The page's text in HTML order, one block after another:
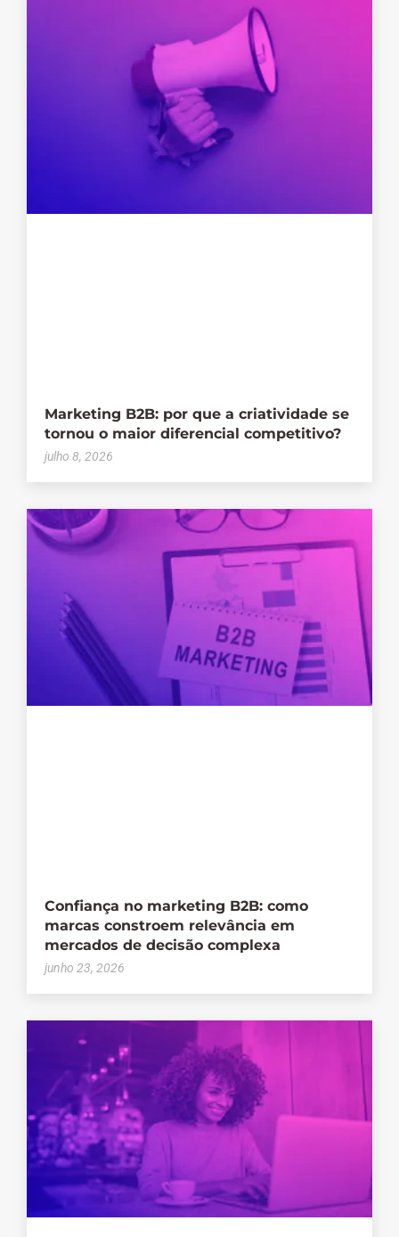
Marketing B2B: por que a criatividade se
tornou o maior diferencial competitivo?
julho 8, 2026
Confiança no marketing B2B: como
marcas constroem relevância em
mercados de decisão complexa
junho 23, 2026